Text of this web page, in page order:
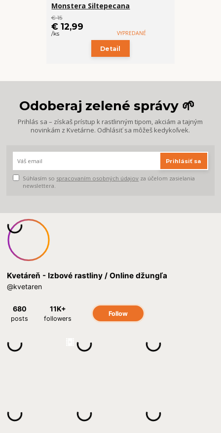
Monstera Siltepecana
€ 15
€ 12,99
/ks VYPREDANÉ
Detail
Odoberaj zelené správy 🌱
Prihlás sa – získaš prístup k rastlinným tipom, akciám a tajným
novinkám z Kvetárne. Odhlásiť sa môžeš kedykoľvek.
Prihlásiť sa
Súhlasím so spracovaním osobných údajov za účelom zasielania
newslettera.